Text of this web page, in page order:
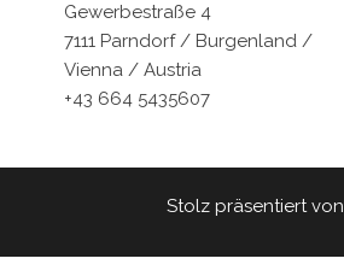
Gewerbestraße 4
7111 Parndorf / Burgenland /
Vienna / Austria
+43 664 5435607
Stolz präsentiert von